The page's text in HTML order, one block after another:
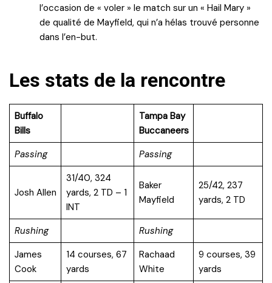
l’occasion de « voler » le match sur un « Hail Mary »
de qualité de Mayfield, qui n’a hélas trouvé personne
dans l’en-but.
Les stats de la rencontre
Buffalo
Bills
Tampa Bay
Buccaneers
Passing
Passing
Josh Allen
31/40, 324
yards, 2 TD – 1
INT
Baker
Mayfield
25/42, 237
yards, 2 TD
Rushing
Rushing
James
Cook
14 courses, 67
yards
Rachaad
White
9 courses, 39
yards